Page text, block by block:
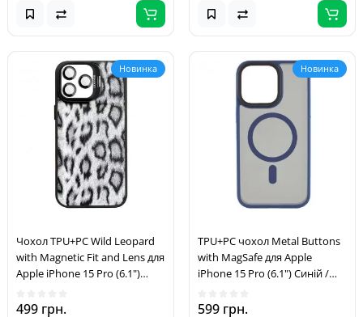
Новинка
Чохол TPU+PC Wild Leopard
with Magnetic Fit and Lens для
Apple iPhone 15 Pro (6.1")
499 грн.
Новинка
TPU+PC чохол Metal Buttons
with MagSafe для Apple
iPhone 15 Pro (6.1") Синій /
599 грн.